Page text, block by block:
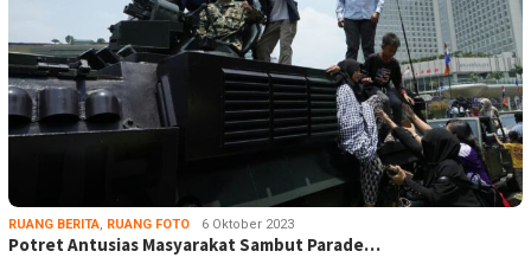
RUANG BERITA, RUANG FOTO 6 Oktober 2023
Potret Antusias Masyarakat Sambut Parade…